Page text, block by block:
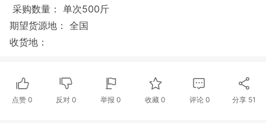
采购数量： 单次500斤
期望货源地： 全国
收货地：
点赞 0 反对0 举报 0 收藏 0 评论 0 分享 51